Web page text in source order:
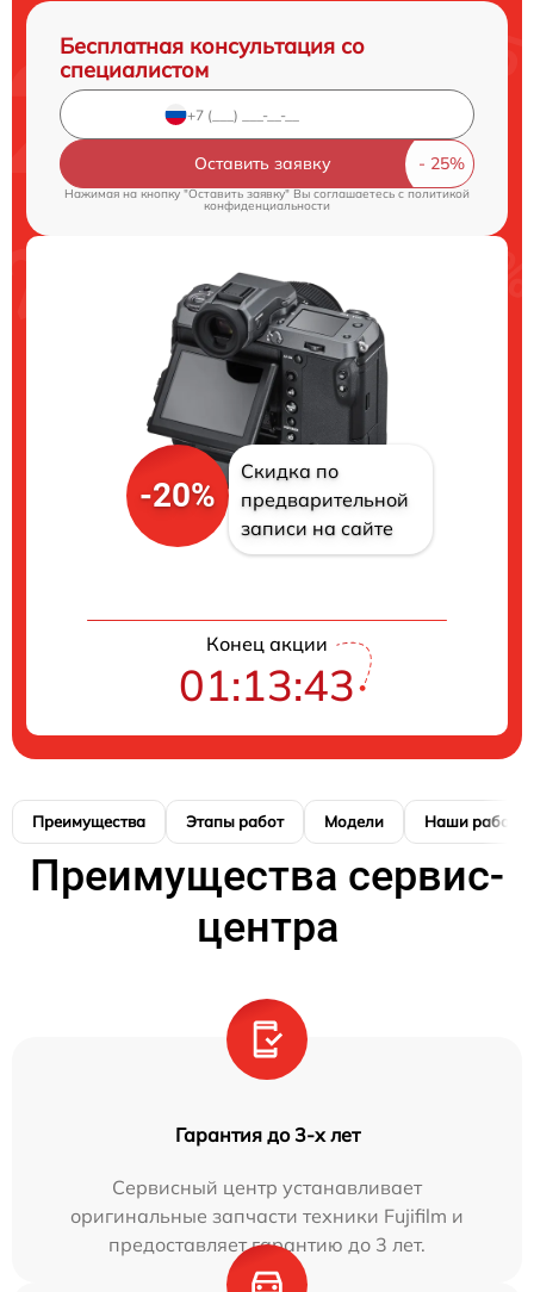
Бесплатная консультация со
специалистом
Оставить заявку
Нажимая на кнопку "Оставить заявку" Вы соглашаетесь c политикой
конфиденциальности
-20%
Скидка по
предварительной
записи на сайте
Конец акции
01:13:42
Преимущества Этапы работ Модели Наши работы
Преимущества сервис-
центра
Гарантия до 3-х лет
Сервисный центр устанавливает
оригинальные запчасти техники Fujifilm и
предоставляет гарантию до 3 лет.